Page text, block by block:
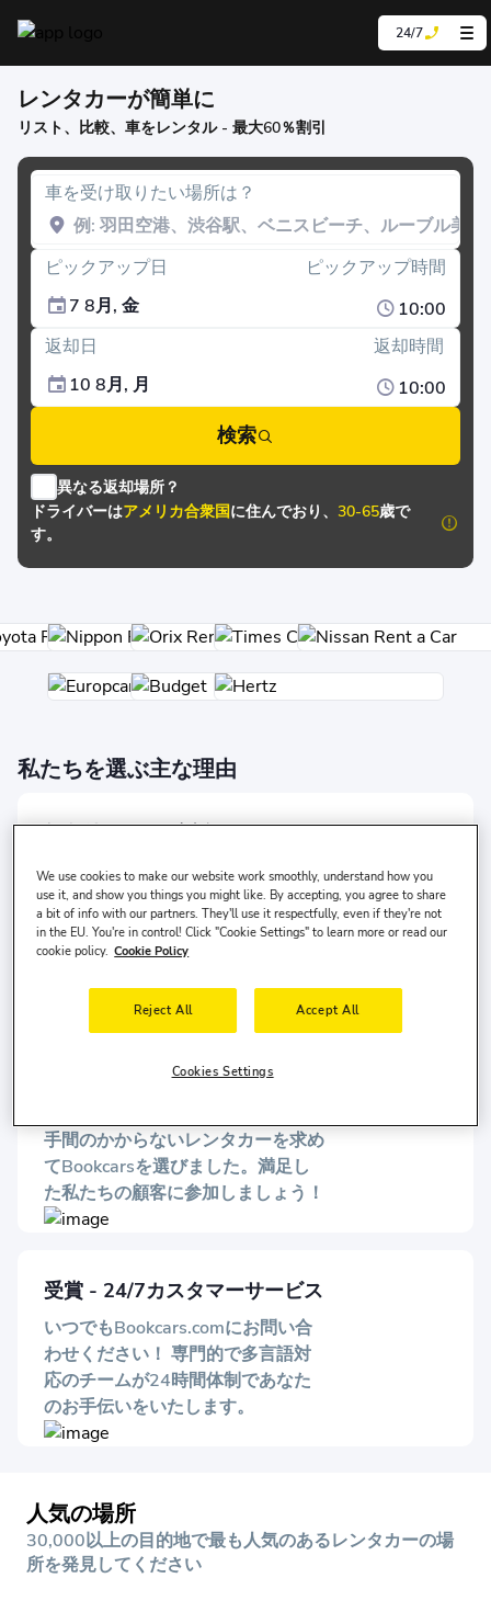
24/7
レンタカーが簡単に
リスト、比較、車をレンタル - 最大60％割引
車を受け取りたい場所は？
ピックアップ日
7 8月, 金
ピックアップ時間
10:00
返却日
10 8月, 月
返却時間
10:00
検索
異なる返却場所？
ドライバーはアメリカ合衆国に住んでおり、 30-65歳で
す。
私たちを選ぶ主な理由
無条件の100％返金ポリシー
Bookcars.comでは、予約をキャン
セルした場合に全額返金を保証しま
す。すべての旅行に安心が保証され
ます！
頼されています
手間のかからないレンタカーを求め
てBookcarsを選びました。満足し
た私たちの顧客に参加しましょう！
受賞 - 24/7カスタマーサービス
いつでもBookcars.comにお問い合
わせください！ 専門的で多言語対
応のチームが24時間体制であなた
のお手伝いをいたします。
人気の場所
30,000以上の目的地で最も人気のあるレンタカーの場
所を発見してください
We use cookies to make our website work smoothly, understand how you
use it, and show you things you might like. By accepting, you agree to share
a bit of info with our partners. They'll use it respectfully, even if they're not
in the EU. You're in control! Click "Cookie Settings" to learn more or read our
cookie policy. Cookie Policy
Reject All Accept All
Cookies Settings